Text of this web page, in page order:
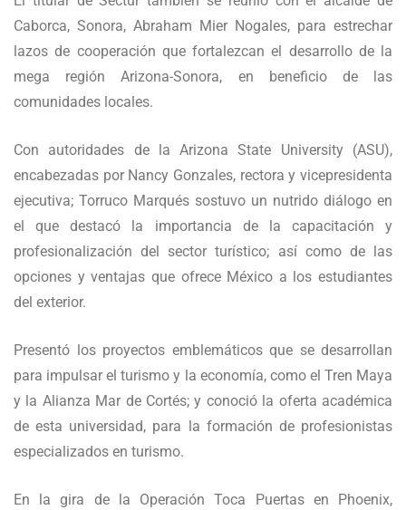
Caborca, Sonora, Abraham Mier Nogales, para estrechar
lazos de cooperación que fortalezcan el desarrollo de la
mega región Arizona-Sonora, en beneficio de las
comunidades locales.
Con autoridades de la Arizona State University (ASU),
encabezadas por Nancy Gonzales, rectora y vicepresidenta
ejecutiva; Torruco Marqués sostuvo un nutrido diálogo en
el que destacó la importancia de la capacitación y
profesionalización del sector turístico; así como de las
opciones y ventajas que ofrece México a los estudiantes
del exterior.
Presentó los proyectos emblemáticos que se desarrollan
para impulsar el turismo y la economía, como el Tren Maya
y la Alianza Mar de Cortés; y conoció la oferta académica
de esta universidad, para la formación de profesionistas
especializados en turismo.
En la gira de la Operación Toca Puertas en Phoenix,